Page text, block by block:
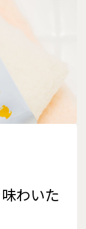
わいた